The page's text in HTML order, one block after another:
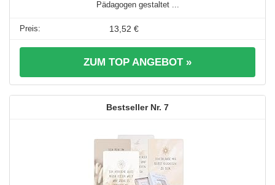
Pädagogen gestaltet ...
13,52 €
ZUM TOP ANGEBOT »
7